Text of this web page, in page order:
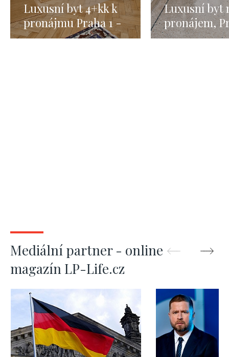
Luxusní byt 4+kk k
pronájmu Praha 1 -
120 m2
Luxusní byt
pronájem,
Petrská
Mediální partner - online
magazín LP-Life.cz